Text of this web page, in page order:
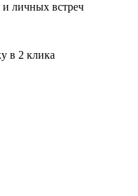
и личных встреч
в 2 клика